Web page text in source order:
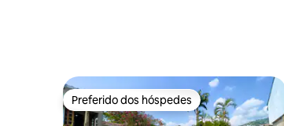
Preferido dos hóspedes
Preferido dos hóspedes